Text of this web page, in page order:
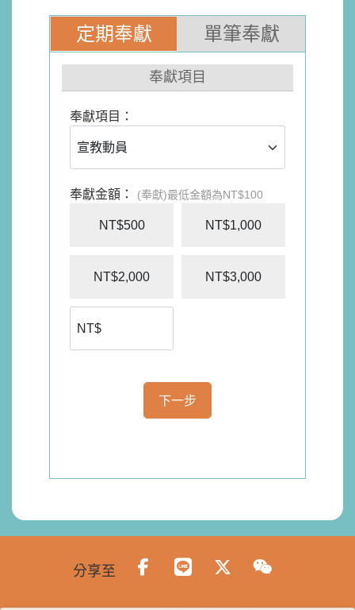
定期奉獻 單筆奉獻
奉獻項目
奉獻項目：
奉獻金額： (奉獻)最低金額為NT$100
NT$500 NT$1,000
NT$2,000 NT$3,000
下一步
分享至